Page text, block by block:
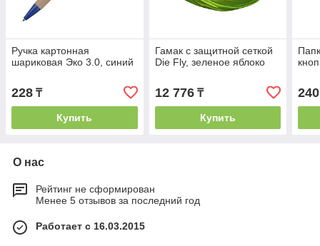
Ручка картонная
шариковая Эко 3.0, синий
228 ₸
Купить
Гамак с защитной сеткой
Die Fly, зеленое яблоко
12 776₸
Купить
240
О нас
Рейтинг не сформирован
Менее 5 отзывов за последний год
Работает с 16.03.2015